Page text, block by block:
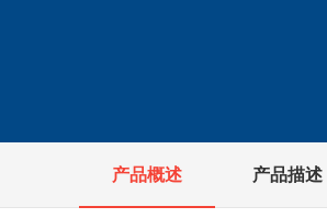
产品概述 产品描述